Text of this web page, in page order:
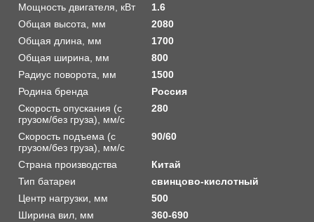
Мощность двигателя, кВт
1.6
Общая высота, мм
2080
Общая длина, мм
1700
Общая ширина, мм
800
Радиус поворота, мм
1500
Родина бренда
Россия
Скорость опускания (с
грузом/без груза), мм/с
280
Скорость подъема (с
грузом/без груза), мм/с
90/60
Страна производства
Китай
Тип батареи
свинцово-кислотный
Центр нагрузки, мм
500
Ширина вил, мм
360-690